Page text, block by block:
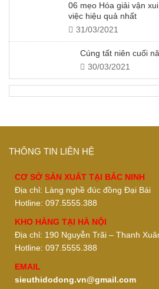
06 mẹo Hóa giải vận
việc hiệu quả nhất
31/03/2021
Cúng tất niên cuối
30/03/2021
THÔNG TIN LIÊN HỆ
CƠ SỞ SẢN XUẤT TẠI BẮC NINH
Địa chỉ: Làng nghề đúc đồng Đại Bái
Hotline: 097.5555.388
KHO HÀNG TẠI HÀ NỘI
Địa chỉ: 190 Nguyễn Trãi – Thanh
Hotline: 097.5555.388
EMAIL
sieuthidodong.vn@gmail.com